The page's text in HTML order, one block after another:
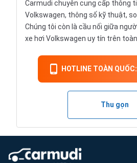
Carmudi chuyên cung cấp thông
Volkswagen, thông số kỹ thuật,
Chúng tôi còn là cầu nối giữa
xe hơi Volkswagen uy tín trên
HOTLINE TOÀN
Thu gọn